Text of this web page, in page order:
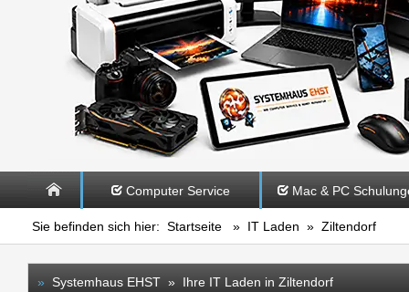
Computer Service Mac & PC
Sie befinden sich hier: Startseite » IT Laden » Ziltendorf
» Systemhaus EHST » Ihre IT Laden in Ziltendorf